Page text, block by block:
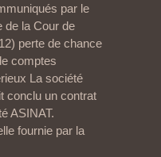
par le
de la Cour de
perte de chance
comptes
La société
conclu un contrat
ASINAT.
fournie par la